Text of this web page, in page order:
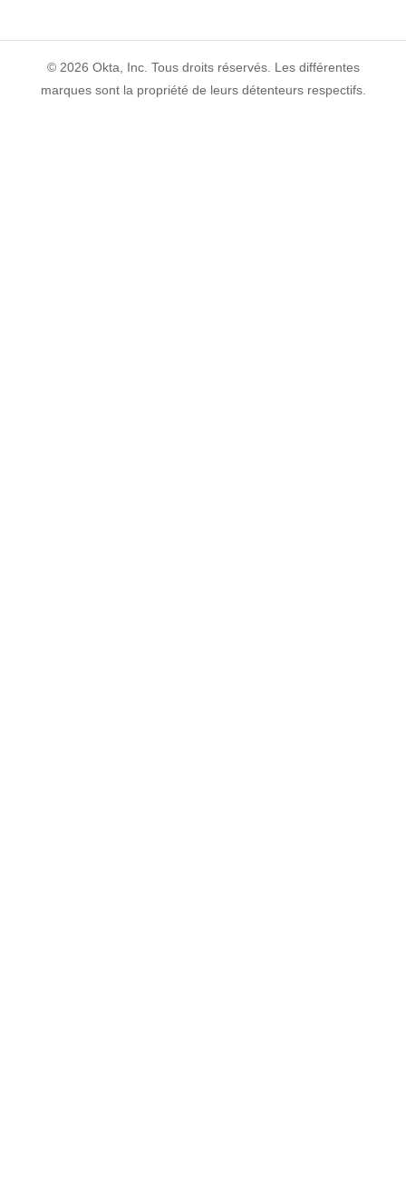
© 2026 Okta, Inc. Tous droits réservés. Les différentes
marques sont la propriété de leurs détenteurs respectifs.